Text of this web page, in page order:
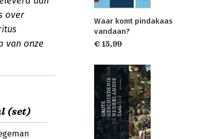
over
van onze
(set)
Waar komt pindakaas
vandaan?
€ 15,99